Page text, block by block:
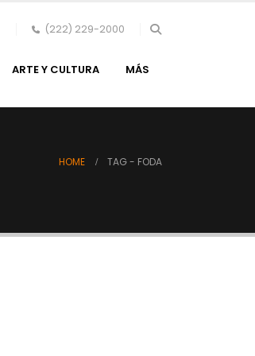
(222) 229-2000
ARTE Y CULTURA MÁS
HOME TAG - FODA